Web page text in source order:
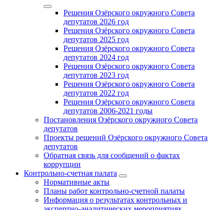
Решения Озёрского окружного Совета
депутатов 2026 год
Решения Озёрского окружного Совета
депутатов 2025 год
Решения Озёрского окружного Совета
депутатов 2024 год
Решения Озёрского окружного Совета
депутатов 2023 год
Решения Озёрского окружного Совета
депутатов 2022 год
Решения Озёрского окружного Совета
депутатов 2006-2021 годы
Постановления Озёрского окружного Совета
депутатов
Проекты решений Озёрского окружного Совета
депутатов
Обратная связь для сообщений о фактах
коррупции
Контрольно-счетная палата
Нормативные акты
Планы работ контрольно-счетной палаты
Информация о результатах контрольных и